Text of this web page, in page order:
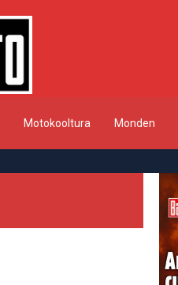
Motokooltura Monden